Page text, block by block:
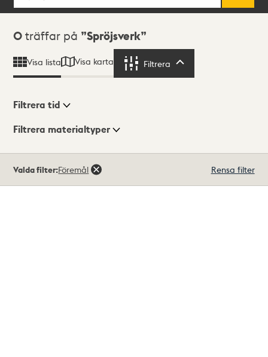
Sökresultat
0 träffar på Spröjsverk
Visa lista Visa karta Filtrera
Visningsläge
Filtrera tid
Filtrera materialtyper
träffar
Valda filter:Föremål Rensa filter